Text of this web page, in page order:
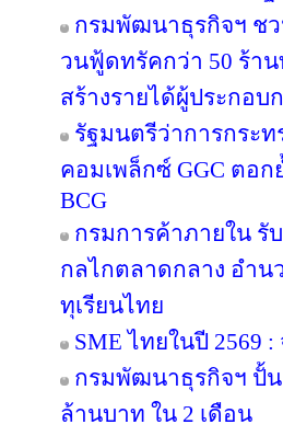
กรมพัฒนาธุรกิจฯ ชว
วนฟู้ดทรัคกว่า 50 ร้าน
สร้างรายได้ผู้ประกอบ
รัฐมนตรีว่าการกระ
คอมเพล็กซ์ GGC ตอ
BCG
กรมการค้าภายใน รับ
กลไกตลาดกลาง อำ
ทุเรียนไทย
SME ไทยในปี 2569
กรมพัฒนาธุรกิจฯ ปั้น
ล้านบาท ใน 2 เดือน